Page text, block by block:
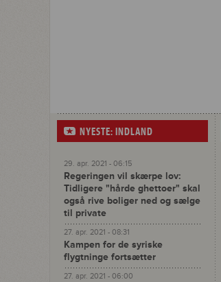
NYESTE: INDLAND
29. apr. 2021 - 06:15
Regeringen vil skærpe lov:
Tidligere "hårde ghettoer" skal
også rive boliger ned og sælge
til private
27. apr. 2021 - 08:31
Kampen for de syriske
flygtninge fortsætter
27. apr. 2021 - 06:00